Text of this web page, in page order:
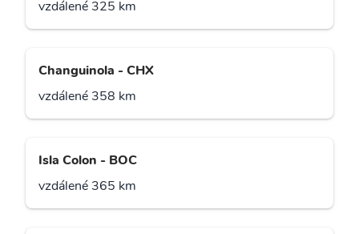
vzdálené 325 km
Changuinola - CHX
vzdálené 358 km
Isla Colon - BOC
vzdálené 365 km